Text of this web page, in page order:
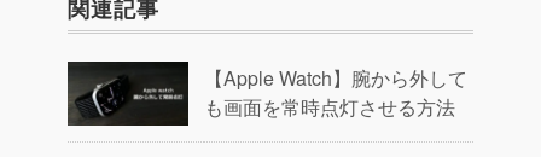
関連記事
【Apple Watch】腕から外して
も画面を常時点灯させる方法